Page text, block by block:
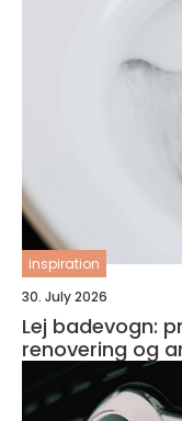
inspiration
30. July 2026
Lej badevogn:
renovering og